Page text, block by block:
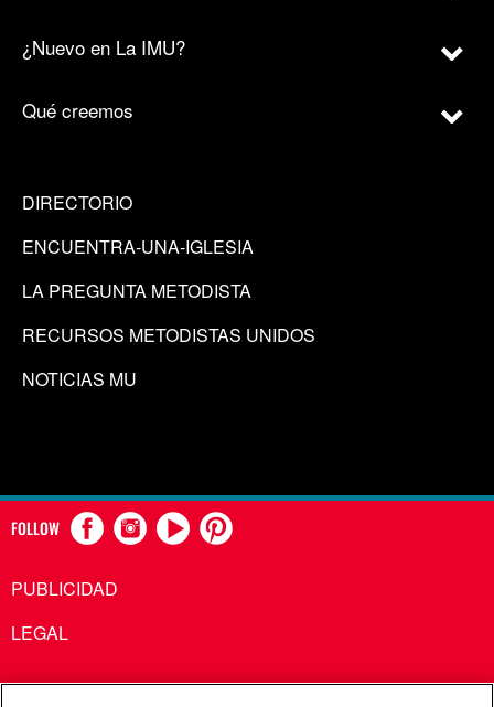
¿Nuevo en La IMU?
Qué creemos
DIRECTORIO
ENCUENTRA-UNA-IGLESIA
LA PREGUNTA METODISTA
RECURSOS METODISTAS UNIDOS
NOTICIAS MU
FOLLOW
PUBLICIDAD
LEGAL